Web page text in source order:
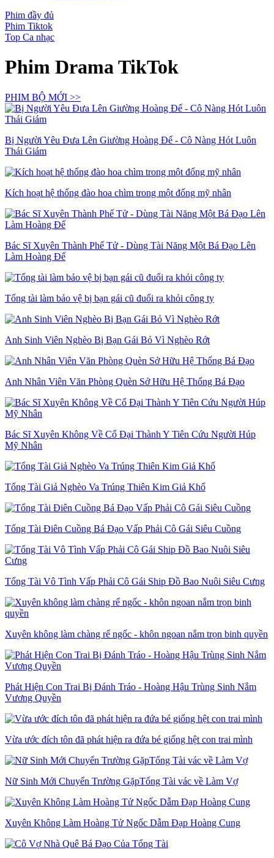
Phim đầy đủ
Phim Tiktok
Top Ca nhạc
Phim Drama TikTok
PHIM BỘ MỚI >>
Bị Người Yêu Đưa Lên Giường Hoàng Đế - Cô Nàng Hót Luôn
Thái Giám
Kích hoạt hệ thống đào hoa chìm trong một đống mỹ nhân
Bác Sĩ Xuyên Thành Phế Tử - Dùng Tài Năng Một Bá Đạo Lên
Làm Hoàng Đế
Tổng tài làm bảo vệ bị bạn gái cũ đuổi ra khỏi công ty
Anh Sinh Viên Nghèo Bị Bạn Gái Bỏ Vì Nghèo Rớt
Anh Nhân Viên Văn Phòng Quèn Sở Hữu Hệ Thống Bá Đạo
Bác Sĩ Xuyên Không Về Cổ Đại Thành Y Tiên Cứu Người Húp
Mỹ Nhân
Tổng Tài Giả Nghèo Va Trúng Thiên Kim Giả Khổ
Tổng Tài Điên Cuồng Bá Đạo Vấp Phải Cô Gái Siêu Cuồng
Tổng Tài Vô Tình Vấp Phải Cô Gái Ship Đồ Bao Nuôi Siêu Cưng
Xuyên không làm chàng rể ngốc - khôn ngoan nắm trọn binh quyền
Phát Hiện Con Trai Bị Đánh Tráo - Hoàng Hậu Trùng Sinh Nắm
Vương Quyền
Vừa ước đích tôn đã phát hiện ra đứa bé giống hệt con trai mình
Nữ Sinh Mới Chuyển Trường GặpTổng Tài vác về Làm Vợ
Xuyên Không Làm Hoàng Tử Ngốc Dẫm Đạp Hoàng Cung